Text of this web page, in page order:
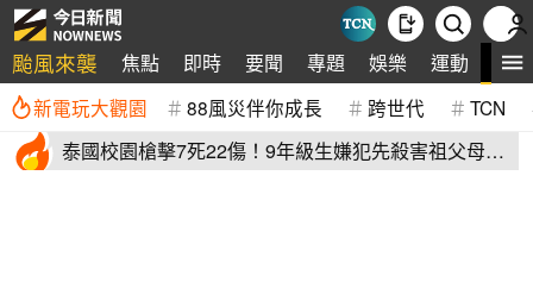
颱風來襲 焦點 即時 要聞 專題 娛樂 運動 全
新電玩大觀園 88風災伴你成長 跨世代 TCN
泰國校園槍擊7死22傷！9年級生嫌犯先殺害祖父母再